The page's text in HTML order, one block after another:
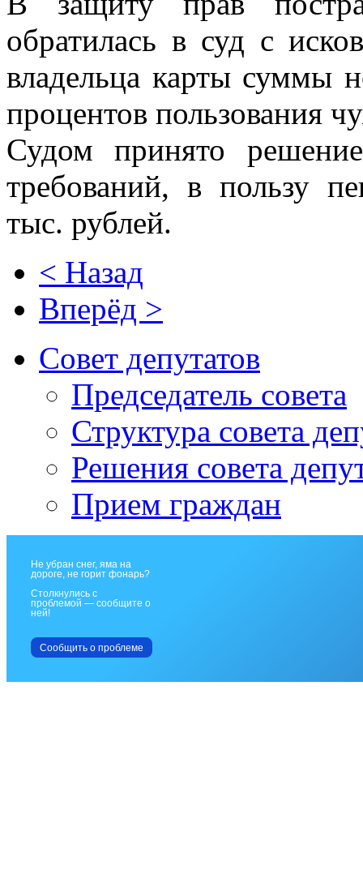
обратилась в суд с
владельца карты суммы
процентов пользования
Судом принято
требований, в пользу
тыс. рублей.
< Назад
Вперёд >
Совет депутатов
Председатель совета
Структура совета
Решения совета
Прием граждан
Не убран снег, яма на
дороге, не горит фонарь?
Столкнулись с
проблемой — сообщите о
ней!
Сообщить о проблеме